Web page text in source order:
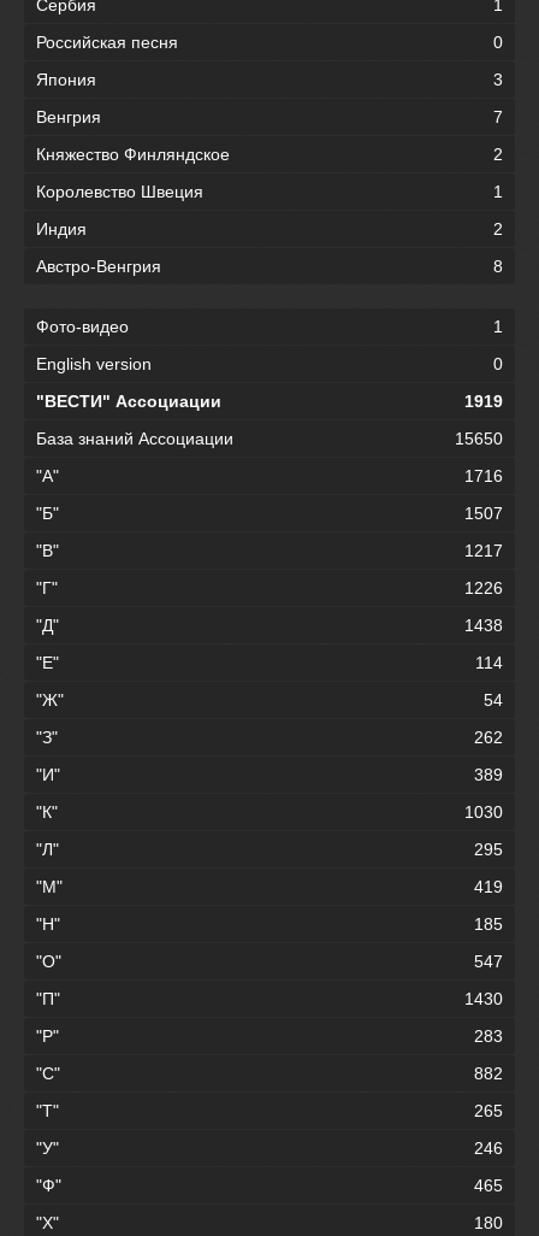
Сербия
1
Российская песня
0
Япония
3
Венгрия
7
Княжество Финляндское
2
Королевство Швеция
1
Индия
2
Австро-Венгрия
8
Фото-видео
1
English version
0
"ВЕСТИ" Ассоциации
1919
База знаний Ассоциации
15650
"А"
1716
"Б"
1507
"В"
1217
"Г"
1226
"Д"
1438
"Е"
114
"Ж"
54
"З"
262
"И"
389
"К"
1030
"Л"
295
"М"
419
"Н"
185
"О"
547
"П"
1430
"Р"
283
"С"
882
"Т"
265
"У"
246
"Ф"
465
"Х"
180